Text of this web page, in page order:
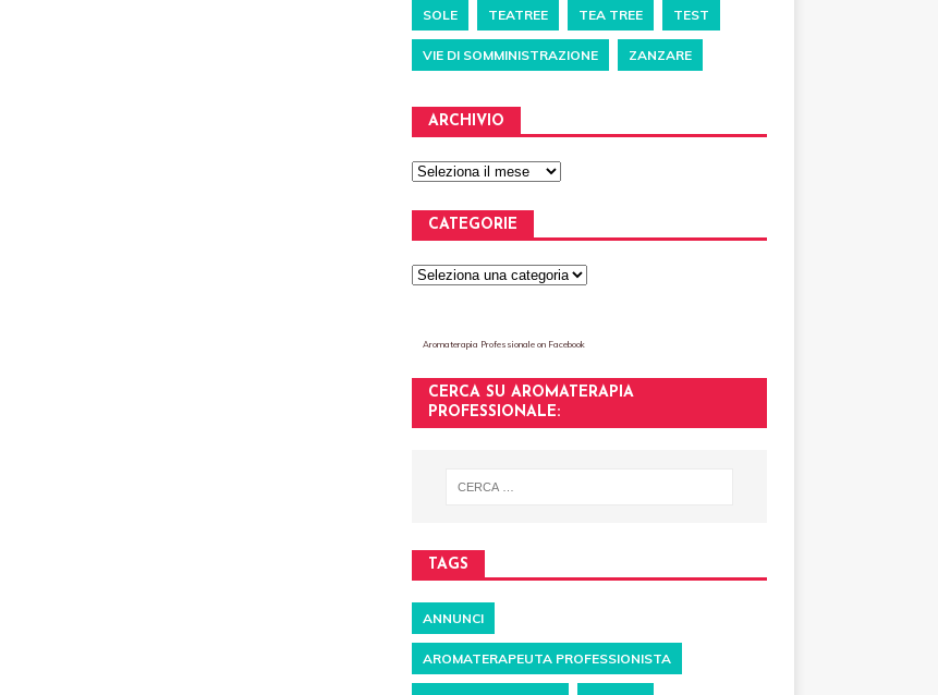
SOLE TEATREE TEA TREE TEST
VIE DI SOMMINISTRAZIONE ZANZARE
ARCHIVIO
CATEGORIE
Aromaterapia Professionaleon Facebook
CERCA SU AROMATERAPIA
PROFESSIONALE:
TAGS
ANNUNCI
AROMATERAPEUTA PROFESSIONISTA